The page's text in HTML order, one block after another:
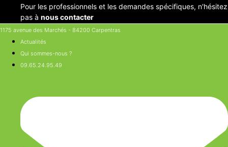
contenu
Pour les professionnels et les demandes spécifiques, n'hésitez
pas à nous contacter
1175 avenue des Marchés - 84200 Carpentras
Actualités
Qui sommes-nous ?
09.65.24.95.49